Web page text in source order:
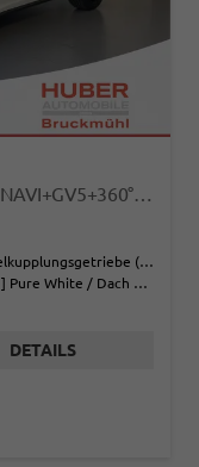
NEU R-LINE 150PS ETSI HUD+AHK+NAVI+GV5+360°+IQ.LIGHT+PARKLENK+EHECK+BLACKSTYLE
Doppelkupplungsgetriebe (DSG)
[0QA1] Pure White / Dach Schwarz
DETAILS